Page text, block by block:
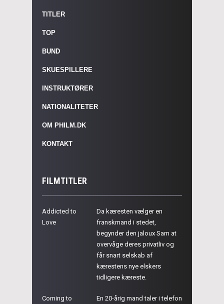
TITLER
TOP
BUND
SKUESPILLERE
INSTRUKTØRER
NATIONALITETER
OM PHILM.DK
KONTAKT
FILMTITLER
Addicted to
Love
Da kæresten vælger en
franskmand i stedet,
begynder den jaloux Sam at
overvåge deres privatliv og
får snart selskab af
kærestens nye elskers
tidligere kæreste.
Coming to
En 20-årig mand taler i telefon